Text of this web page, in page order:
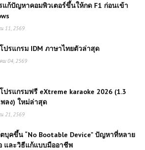
แก้ปัญหาคอมพิวเตอร์ขึ้นให้กด F1 ก่อนเข้า
11, 2569
ปรแกรม IDM ภาษาไทยตัวล่าสุด
ม 04, 2569
ปรแกรมฟรี eXtreme karaoke 2026 (1.3
ลง) ใหม่ล่าสุด
21, 2569
บุคขึ้น “No Bootable Device” ปัญหาที่หลาย
และวิธีแก้แบบมืออาชีพ